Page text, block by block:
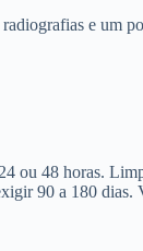
e um
ou 48 horas.
90 a 180 dias.